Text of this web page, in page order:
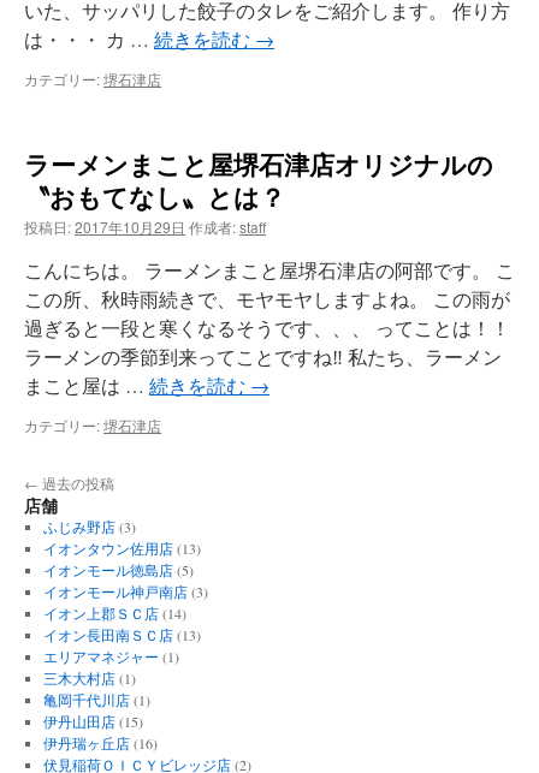
いた、サッパリした餃子のタレをご紹介します。 作り方
は・・・ カ … 続きを読む →
カテゴリー:堺石津店
ラーメンまこと屋堺石津店オリジナルの
〝おもてなし〟とは？
投稿日:2017年10月29日 作成者:staff
こんにちは。 ラーメンまこと屋堺石津店の阿部です。 こ
この所、秋時雨続きで、モヤモヤしますよね。 この雨が
過ぎると一段と寒くなるそうです、、、 ってことは！！
ラーメンの季節到来ってことですね‼ 私たち、ラーメン
まこと屋は … 続きを読む →
カテゴリー:堺石津店
← 過去の投稿
店舗
ふじみ野店(3)
イオンタウン佐用店(13)
イオンモール徳島店(5)
イオンモール神戸南店(3)
イオン上郡ＳＣ店(14)
イオン長田南ＳＣ店(13)
エリアマネジャー (1)
三木大村店(1)
亀岡千代川店(1)
伊丹山田店(15)
伊丹瑞ヶ丘店(16)
伏見稲荷ＯＩＣＹビレッジ店(2)